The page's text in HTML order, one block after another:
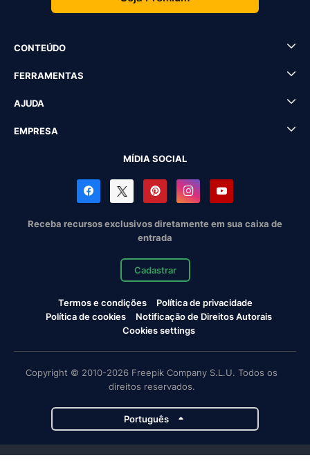
CONTEÚDO
FERRAMENTAS
AJUDA
EMPRESA
MÍDIA SOCIAL
Receba recursos exclusivos diretamente em sua caixa de
entrada
Cadastrar
Termos e condições
Política de privacidade
Política de cookies
Notificação de Direitos Autorais
Cookies settings
Copyright © 2010-2026 Freepik Company S.L.U. Todos os
direitos reservados.
Português